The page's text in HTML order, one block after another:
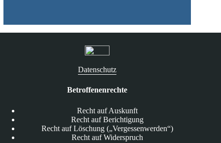
Datenschutz
Betroffenenrechte
Recht auf Auskunft
Recht auf Berichtigung
Recht auf Löschung („Vergessenwerden“)
Recht auf Widerspruch